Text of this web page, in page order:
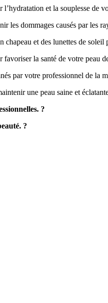
et la souplesse de
dommages causés par les
et des lunettes de soleil
la santé de votre peau
par votre professionnel de la
une peau saine et
?
?